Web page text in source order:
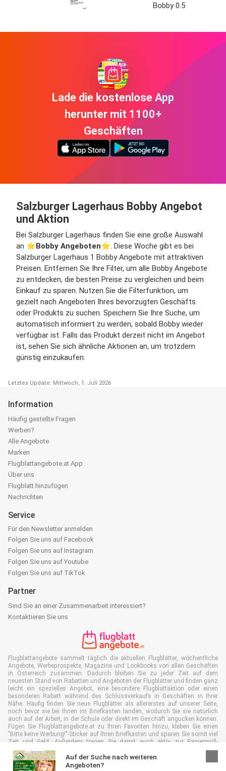
Bobby 0.5
Lade die kostenlose App
herunter mit 1100+
Geschäften
Salzburger Lagerhaus Bobby Angebot
und Aktion
Bei Salzburger Lagerhaus finden Sie eine große Auswahl
an ⭐️Bobby Angeboten⭐️. Diese Woche gibt es bei
Salzburger Lagerhaus 1 Bobby Angebote mit attraktiven
Preisen. Entfernen Sie Ihre Filter, um alle Bobby Angebote
zu entdecken, die besten Preise zu vergleichen und beim
Einkauf zu sparen. Nutzen Sie die Filterfunktion, um
gezielt nach Angeboten Ihres bevorzugten Geschäfts
oder Produkts zu suchen. Speichern Sie Ihre Suche, um
automatisch informiert zu werden, sobald Bobby wieder
verfügbar ist. Falls das Produkt derzeit nicht im Angebot
ist, sehen Sie sich ähnliche Aktionen an, um trotzdem
günstig einzukaufen.
Letztes Update: Mittwoch, 1. Juli 2026
Auf der Suche nach weiteren
Angeboten?
Information
Häufig gestellte Fragen
Werben?
Alle Angebote
Marken
Flugblattangebote.at App
Über uns
Flugblatt hinzufügen
Nachrichten
Service
Für den Newsletter anmelden
Folgen Sie uns auf Facebook
Folgen Sie uns auf Instagram
Folgen Sie uns auf Youtube
Folgen Sie uns auf TikTok
Partner
Sind Sie an einer Zusammenarbeit interessiert?
Kontaktieren Sie uns
Flugblattangebote sammelt täglich die aktuellen Flugblätter, wöchentliche
Angebote, Werbeprospekte, Magazine und Lookbooks von allen Geschäften
in Österreich zusammen. Dadurch bleiben Sie zu jeder Zeit auf dem
neuesten Stand von Rabatten und Angeboten der Flugblätter und finden ganz
leicht ein spezielles Angebot, eine besondere Flugblattaktion oder einen
besonderen Rabatt während des Schlussverkaufs in Geschäften in Ihrer
Nähe. Häufig finden Sie neue Flugblätter als allererstes auf unserer Seite,
noch bevor sie bei Ihnen im Briefkasten landen, wodurch Sie sie natürlich
auch auf der Arbeit, in der Schule oder direkt im Geschäft angucken können.
Fügen Sie Flugblattangebote.at zu Ihren Favoriten hinzu, kleben Sie einen
"Bitte keine Werbung!"-Sticker auf Ihren Briefkasten und sparen Sie somit viel
Zeit und Geld. Außerdem tragen Sie damit auch aktiv zur Papiermüll-
Reduktion bei, was gut für unsere Umwelt ist.